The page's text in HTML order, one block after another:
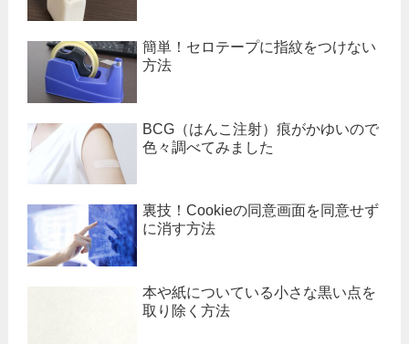
簡単！セロテープに指紋をつけない
方法
BCG（はんこ注射）痕がかゆいので
色々調べてみました
裏技！Cookieの同意画面を同意せず
に消す方法
本や紙についている小さな黒い点を
取り除く方法